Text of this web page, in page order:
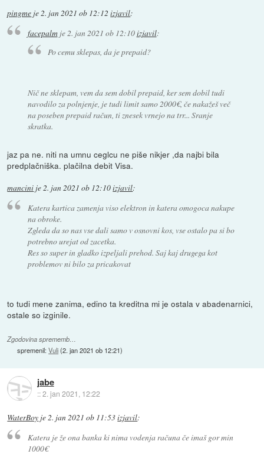
pingme je2. jan 2021 ob 12:12 izjavil:
facepalmje 2. jan 2021 ob 12:10izjavil:
Po cemu sklepas, da je prepaid?
Nič ne sklepam, vem da sem dobil prepaid, ker sem dobil tudi
navodilo za polnjenje, je tudi limit samo 2000€, če nakažeš več
na poseben prepaid račun, ti znesek vrnejo na trr... Sranje
skratka.
jaz pa ne. niti na umnu ceglcu ne piše nikjer ,da najbi bila
predplačniška. plačilna debit Visa.
mancini je2. jan 2021 ob 12:10izjavil:
Katera kartica zamenja viso elektron in katera omogoca nakupe
na obroke.
Zgleda da so nas vse dali samo v osnovni kos, vse ostalo pa si bo
potrebno urejat od zacetka.
Res so super in gladko izpeljali prehod. Saj kaj drugega kot
problemov ni bilo za pricakovat
to tudi mene zanima, edino ta kreditna mi je ostala v abadenarnici,
ostale so izginile.
Zgodovina sprememb…
spremenil:Vuli(2. jan 2021 ob 12:21)
jabe
::2. jan 2021, 12:22
WaterBoy je2. jan 2021 ob 11:53izjavil:
Katera je že ona banka ki nima vodenja računa če imaš gor min
1000€